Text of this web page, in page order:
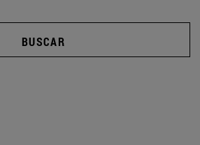
BUSCAR